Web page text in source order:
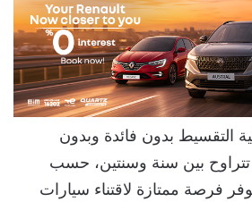
التقسيط بدون فائدة وبدون
تتراوح بين سنة وسنتين، حسب
فرصة ممتازة لاقتناء سيارات